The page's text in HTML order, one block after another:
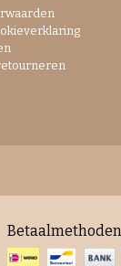
Betaalmethoden